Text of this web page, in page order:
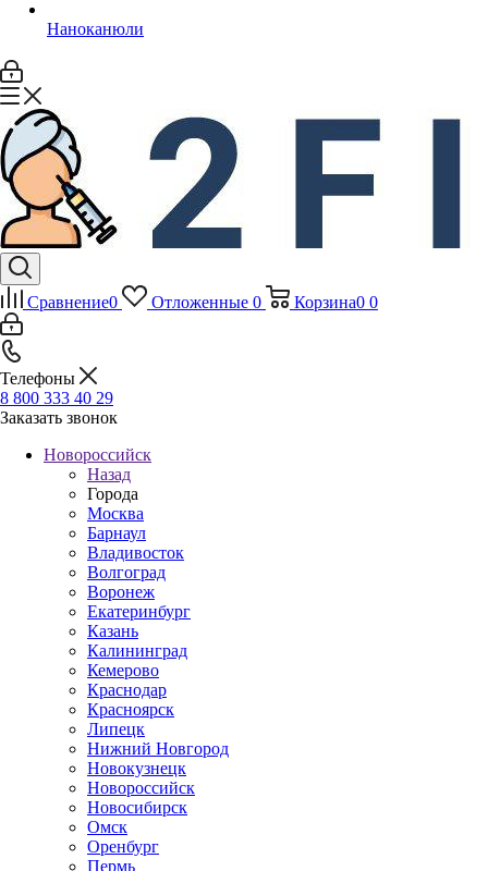
Наноканюли
Сравнение0 Отложенные 0 Корзина0 0
Телефоны
8 800 333 40 29
Заказать звонок
Новороссийск
Назад
Города
Москва
Барнаул
Владивосток
Волгоград
Воронеж
Екатеринбург
Казань
Калининград
Кемерово
Краснодар
Красноярск
Липецк
Нижний Новгород
Новокузнецк
Новороссийск
Новосибирск
Омск
Оренбург
Пермь